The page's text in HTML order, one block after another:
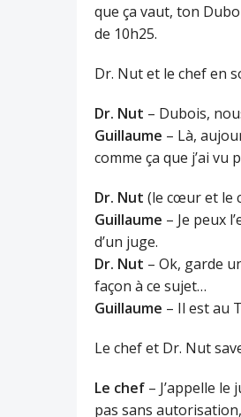
que ça vaut, ton
de 10h25.
Dr. Nut et le chef en
Dr. Nut – Dubois,
Guillaume – Là,
comme ça que j’ai vu
Dr. Nut (le cœur et le
Guillaume – Je peux
d’un juge.
Dr. Nut – Ok, garde
façon à ce sujet…
Guillaume – Il est au
Le chef et Dr. Nut
Le chef – J’appelle le
pas sans